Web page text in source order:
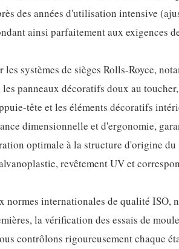
des années d'utilisation intensive
ainsi parfaitement aux exigences
systèmes de sièges Rolls-Royce,
panneaux décoratifs doux au
tête et les éléments décoratifs
dimensionnelle et d'ergonomie,
optimale à la structure d'origine du
revêtement UV et
internationales de qualité ISO,
la vérification des essais de
contrôlons rigoureusement chaque